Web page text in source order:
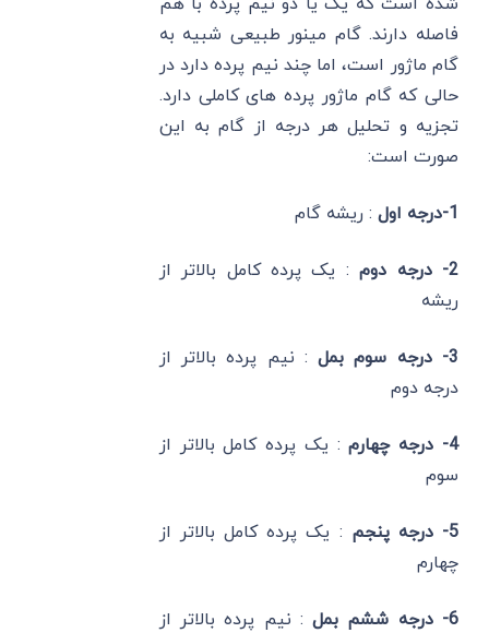
فاصله دارند. گام مینور طبیعی شبیه به
گام ماژور است، اما چند نیم پرده دارد در
حالی که گام ماژور پرده های کاملی دارد.
تجزیه و تحلیل هر درجه از گام به این
صورت است:
1-درجه اول : ریشه گام
2- درجه دوم
: یک پرده کامل بالاتر از
ریشه
3- درجه سوم بمل
: نیم پرده بالاتر از
درجه دوم
4- درجه چهارم
: یک پرده کامل بالاتر از
سوم
5- درجه پنجم
: یک پرده کامل بالاتر از
چهارم
6- درجه ششم بمل
: نیم پرده بالاتر از